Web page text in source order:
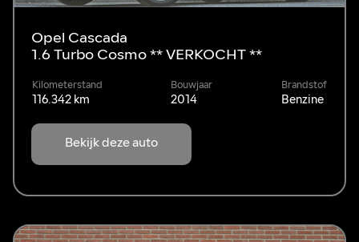
Opel Cascada
1.6 Turbo Cosmo ** VERKOCHT **
Kilometerstand
116.342 km
Bouwjaar
2014
Brandstof
Benzine
Bekijk deze auto